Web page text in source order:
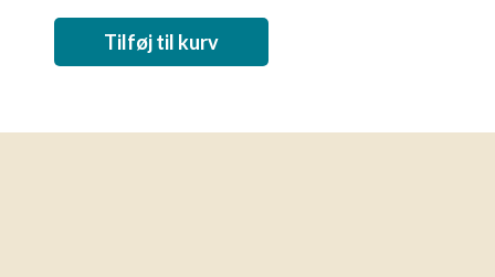
Tilføj til kurv